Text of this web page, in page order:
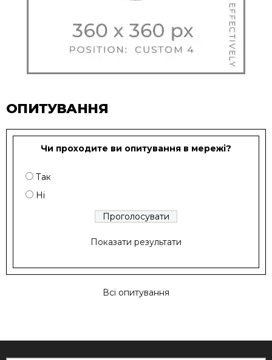
ОПИТУВАННЯ
Чи проходите ви опитування в мережі?
Так
Ні
Показати результати
Всі опитування